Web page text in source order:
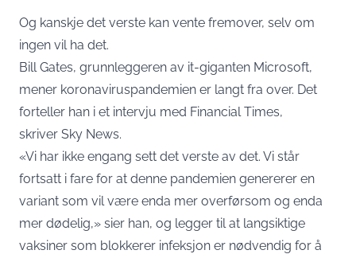
Og kanskje det verste kan vente fremover, selv om
ingen vil ha det.
Bill Gates, grunnleggeren av it-giganten Microsoft,
mener koronaviruspandemien er langt fra over. Det
forteller han i et intervju med Financial Times,
skriver Sky News.
«Vi har ikke engang sett det verste av det. Vi står
fortsatt i fare for at denne pandemien genererer en
variant som vil være enda mer overførsom og enda
mer dødelig,» sier han, og legger til at langsiktige
vaksiner som blokkerer infeksjon er nødvendig for å